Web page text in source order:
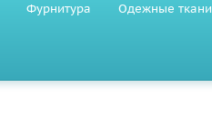
Фурнитура Одежные ткани